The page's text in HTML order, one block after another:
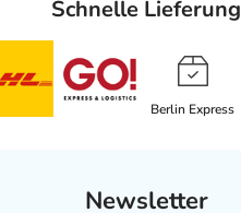
Schnelle Lieferung
Berlin Express
Newsletter